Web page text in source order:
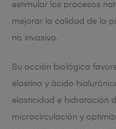
estimular los procesos
mejorar la calidad de la
no invasiva.
Su acción biológica
elastina y ácido
elasticidad e hidratación
microcirculación y